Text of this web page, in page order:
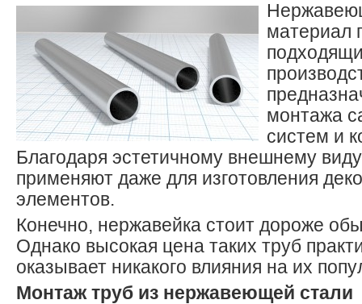
материал
монтажа
систем и
Благодаря эстетичному внешнему
применяют даже для изготовления
элементов.
Конечно, нержавейка стоит дороже
Однако высокая цена таких труб
оказывает никакого влияния на их
Монтаж труб из нержавеющей стали